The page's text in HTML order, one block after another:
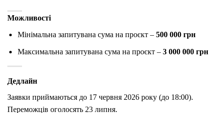
Можливості
Мінімальна запитувана сума на проєкт –500 000 грн
Максимальна запитувана сума на проєкт – 3 000 000 грн
Дедлайн
Заявки приймаються до 17 червня 2026 року (до 18:00).
Переможців оголосять 23 липня.